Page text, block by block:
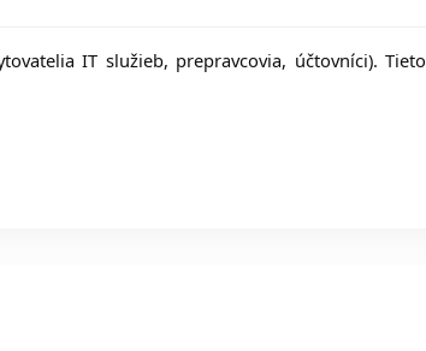
IT služieb, prepravcovia, účtovníci). Tieto